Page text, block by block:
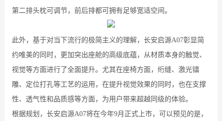
第二排头枕可调节，前后排都可拥有足够宽适空间。
此外，基于对当下流行的极简主义的理解，长安启源A07彰显简
约唯美的同时，更加突出座舱的高级底蕴，从材质本身的触觉、
视觉等方面进行了全面提升。尤其在座椅方面，绗缝、激光镭
雕、定位打孔等工艺的运用，在提升视觉效果的同时，也在支撑
性、透气性和品质感等方面，为用户带来超越同级的体验。
根据规划，长安启源A07将在今年9月正式上市，可以预见的是，